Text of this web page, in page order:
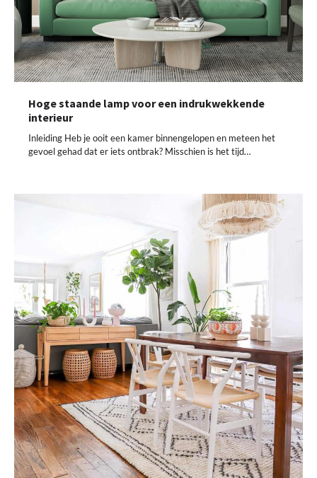
Hoge staande lamp voor een indrukwekkende
interieur
Inleiding Heb je ooit een kamer binnengelopen en meteen het
gevoel gehad dat er iets ontbrak? Misschien is het tijd…